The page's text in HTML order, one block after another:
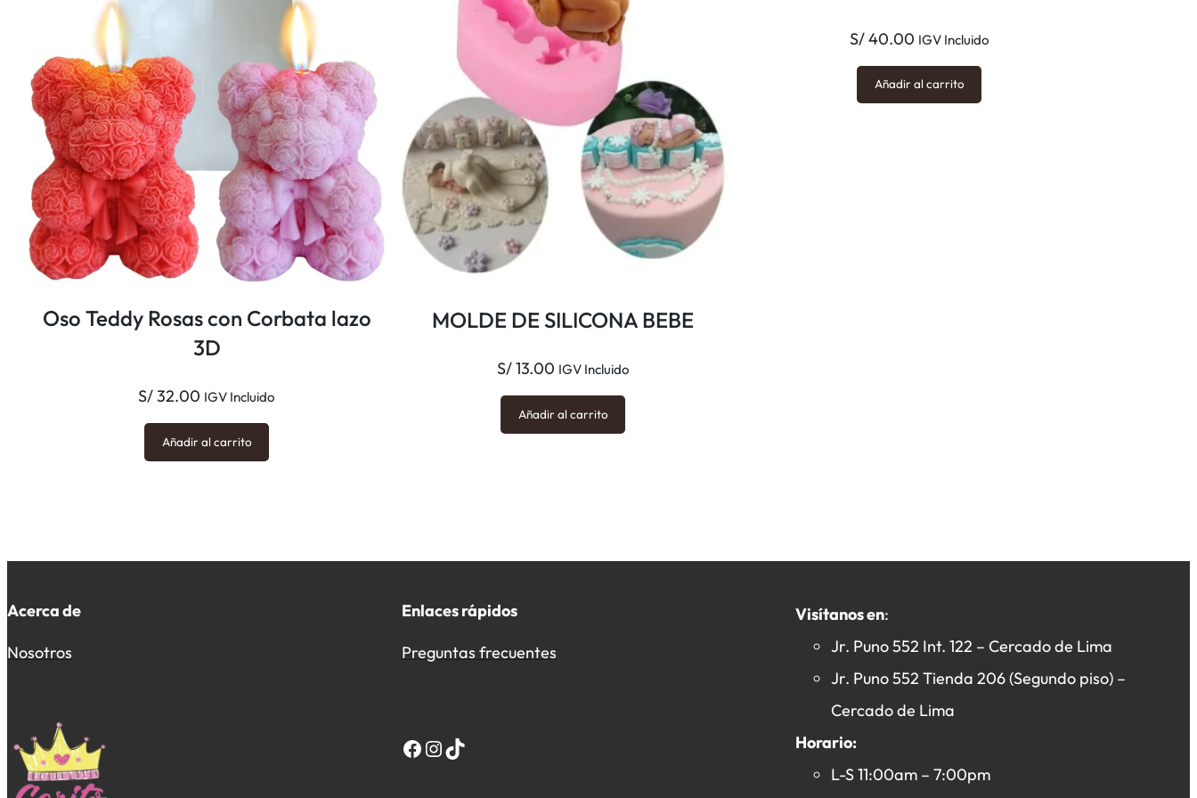
n
e
R
O
S
A
S
D
a
Oso Teddy Rosas con Corbata lazo
3D
S/32.00 IGV Incluido
Añadir al carrito
MOLDE DE SILICONA BEBE
S/13.00 IGV Incluido
Añadir al carrito
S/40.00 IGV Incluido
Añadir al carrito
Acerca de
Nosotros
Enlaces rápidos
Preguntas frecuentes
Facebook InstagramTikTok
Visítanos en:
Jr. Puno 552 Int. 122 – Cercado de Lima
Jr. Puno 552 Tienda 206 (Segundo piso) –
Cercado de Lima
Horario:
L-S 11:00am – 7:00pm